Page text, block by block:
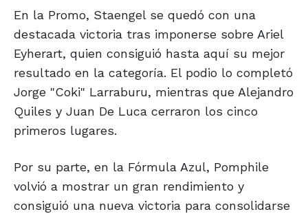
En la Promo, Staengel se quedó con una
destacada victoria tras imponerse sobre Ariel
Eyherart, quien consiguió hasta aquí su mejor
resultado en la categoría. El podio lo completó
Jorge "Coki" Larraburu, mientras que Alejandro
Quiles y Juan De Luca cerraron los cinco
primeros lugares.
Por su parte, en la Fórmula Azul, Pomphile
volvió a mostrar un gran rendimiento y
consiguió una nueva victoria para consolidarse